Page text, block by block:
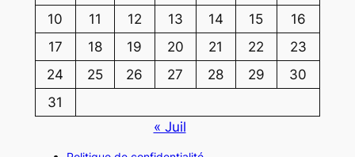
10
11 12 13 14 15
16
17
18 19 20 21 22
23
24
25 26 27 28 29
30
31
« Juil